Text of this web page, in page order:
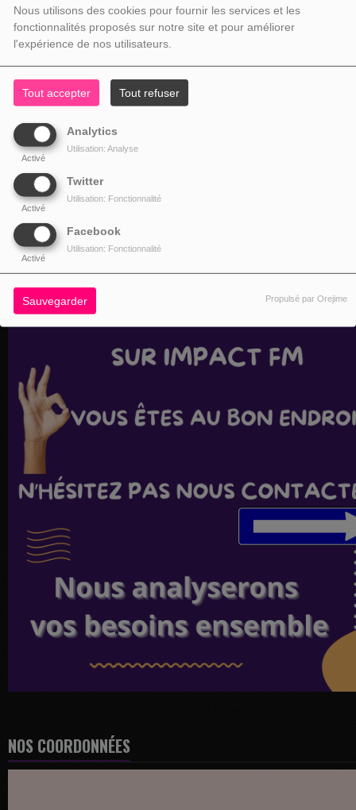
Nous utilisons des cookies pour fournir les services et les
fonctionnalités proposés sur notre site et pour améliorer
l'expérience de nos utilisateurs.
Tout accepter Tout refuser
Analytics
Activé
Utilisation: Analyse
Twitter
Activé
Utilisation: Fonctionnalité
Facebook
Activé
Utilisation: Fonctionnalité
Sauvegarder Propulsé par Orejime
NOS COORDONNÉES